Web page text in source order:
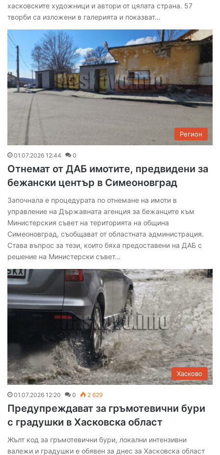
хасковските художници и автори от цялата страна. 57
творби са изложени в галерията и показват…
Регион
01.07.2026 12:44 0
Отнемат от ДАБ имотите, предвидени за
бежански център в Симеоновград
Започнала е процедурата по отнемане на имоти в
управление на Държавната агенция за бежанците към
Министерския съвет на територията на община
Симеоновград, съобщават от областната администрация.
Става въпрос за тези, които бяха предоставени на ДАБ с
решение на Министерски съвет…
Хасково
01.07.2026 12:20 0 2 629
Предупреждават за гръмотевични бури
с градушки в Хасковска област
Жълт код за гръмотевични бури, локални интензивни
валежи и градушки е обявен за днес за Хасковска област